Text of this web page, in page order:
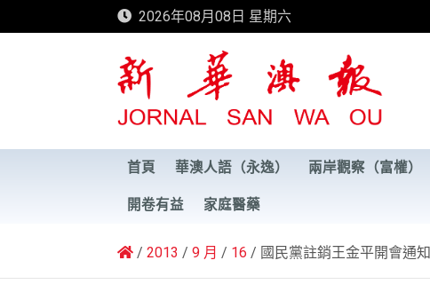
to
2026年08月08日 星期六
新華澳報
首頁 華澳人語（永逸） 兩岸觀察（富權）
開卷有益 家庭醫藥
2013 9 月 16 國民黨註銷王金平開會通知